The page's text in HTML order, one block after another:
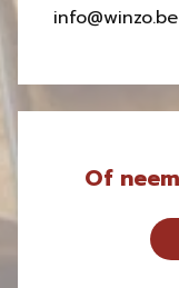
info@winzo.be
Of